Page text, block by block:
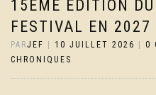
15ÈME ÉDITION
FESTIVAL EN 2027
PARJEF 10 JUILLET 2026 0
CHRONIQUES